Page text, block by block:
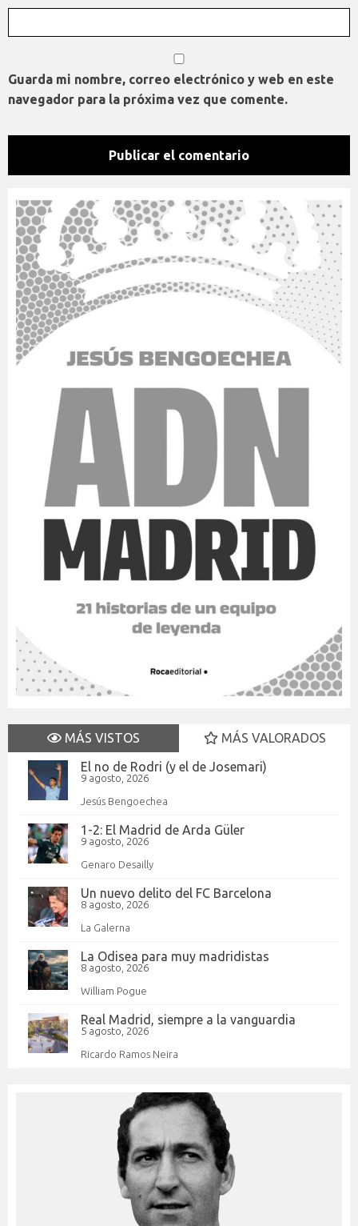
Guarda mi nombre, correo electrónico y web en este
navegador para la próxima vez que comente.
MÁS VISTOS
MÁS VALORADOS
El no de Rodri (y el de Josemari)
9 agosto, 2026
Jesús Bengoechea
1-2: El Madrid de Arda Güler
9 agosto, 2026
Genaro Desailly
Un nuevo delito del FC Barcelona
8 agosto, 2026
La Galerna
La Odisea para muy madridistas
8 agosto, 2026
William Pogue
Real Madrid, siempre a la vanguardia
5 agosto, 2026
Ricardo Ramos Neira